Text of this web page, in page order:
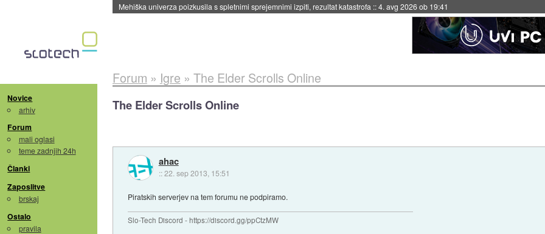
Evropska vesoljska agencija razvija svojo raketo za večkratno uporabo::4. avg 2026 ob 19:41
Novice
arhiv
Forum
mali oglasi
teme zadnjih 24h
Članki
Zaposlitve
brskaj
Ostalo
pravila
Forum » Igre » The Elder Scrolls Online
The Elder Scrolls Online
ahac
::22. sep 2013, 15:51
Piratskih serverjev na tem forumu ne podpiramo.
Slo-Tech Discord - https://discord.gg/ppCtzMW